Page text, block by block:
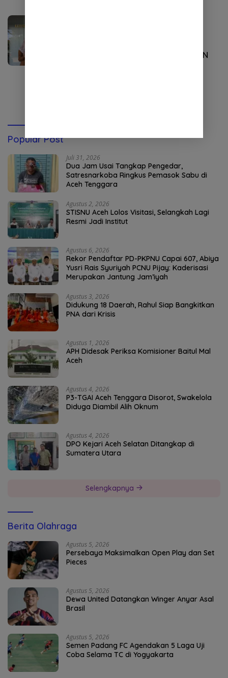
Kependudukan Digital untuk ASN
Popular Post
Juli 31, 2026
Dua Jam Usai Tangkap Pengedar,
Satresnarkoba Ringkus Pemasok Sabu di
Aceh Tenggara
Agustus 2, 2026
STISNU Aceh Lolos Visitasi, Selangkah Lagi
Resmi Jadi Institut
Agustus 6, 2026
Rekor Pendaftar PD-PKPNU Capai 607, Abiya
Yusri Rais Syuriyah PCNU Pijay: Kaderisasi
Merupakan Jantung Jam’iyah
Agustus 3, 2026
Didukung 18 Daerah, Rahul Siap Bangkitkan
PNA dari Krisis
Agustus 1, 2026
APH Didesak Periksa Komisioner Baitul Mal
Aceh
Agustus 4, 2026
P3-TGAI Aceh Tenggara Disorot, Swakelola
Diduga Diambil Alih Oknum
Agustus 4, 2026
DPO Kejari Aceh Selatan Ditangkap di
Sumatera Utara
Selengkapnya
Berita Olahraga
Agustus 5, 2026
Persebaya Maksimalkan Open Play dan Set
Pieces
Agustus 5, 2026
Dewa United Datangkan Winger Anyar Asal
Brasil
Agustus 5, 2026
Semen Padang FC Agendakan 5 Laga Uji
Coba Selama TC di Yogyakarta